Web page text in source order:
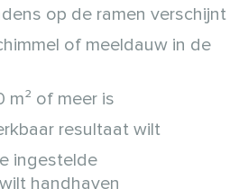
op de ramen verschijnt
of meeldauw in de
m² of meer is
resultaat wilt
ingestelde
handhaven